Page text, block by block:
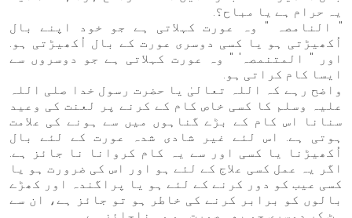
یہ حرام ہے یا مباح؟.
" النامصہ " وہ عورت کہلاتی ہے جو خود اپنے بال
اُکھیڑتی ہو یا کسی دوسری عورت کے بال اُکھیڑتی ہو.
اور " المتنمصہ' " وہ عورت کہلاتی ہے جو دوسروں سے
ایسا کام کراتی ہو.
واضح رہے کہ اللہ تعالیٰ یا حضرت رسول خدا صلی اللہ
علیہ وسلم کا کسی خاص کام کے کرنے پر لعنت کی وعید
سنانا اس کام کے بڑے گناہوں میں سے ہونے کی علامت
ہوتی ہے. اس لئے غیر شادی شدہ عورت کے لئے بال
اُکھیڑنا یا کسی اور سے یہ کام کروانا نا جائز ہے.
اگر یہ عمل کسی علاج کے لئے ہو اور اس کی ضرورت ہو یا
کسی عیب کو دور کرنے کے لئے ہو یا پراگندہ اور کھڑے
بالوں کو برابر کرنے کی خاطر ہو تو جائز ہے، ان سے
ہٹ کر دوسری جو بھی صورت ہو وہ ناجائز ہے.